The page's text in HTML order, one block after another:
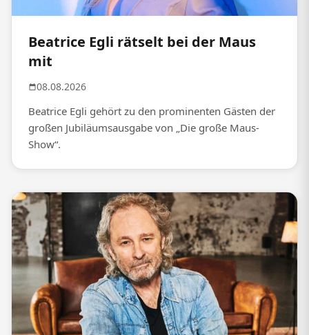
Beatrice Egli rätselt bei der Maus
mit
08.08.2026
Beatrice Egli gehört zu den prominenten Gästen der
großen Jubiläumsausgabe von „Die große Maus-
Show“.